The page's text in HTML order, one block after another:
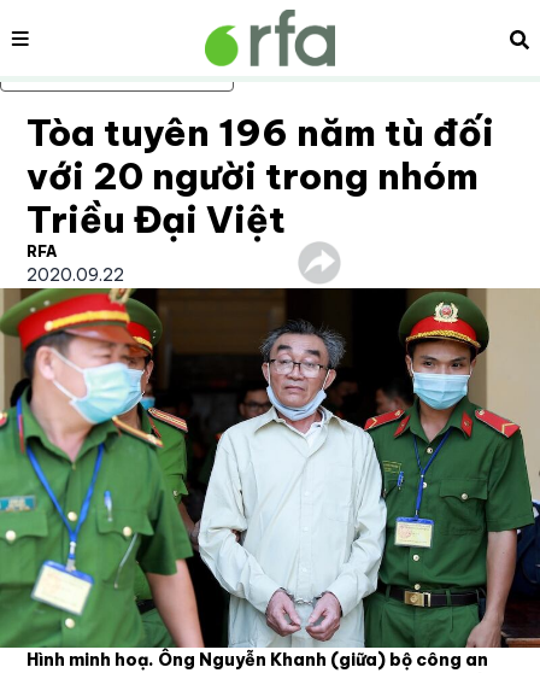
Bỏ qua nội dung chính
Nội dung
Tòa tuyên 196 năm tù đối
với 20 người trong nhóm
Triều Đại Việt
RFA
2020.09.22
Hình minh hoạ. Ông Nguyễn Khanh (giữa) bộ công an